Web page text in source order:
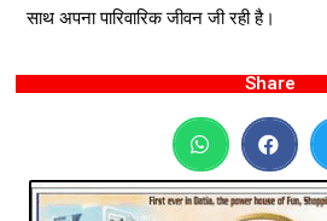
साथ अपना पारिवारिक जीवन जी रही है।
Share